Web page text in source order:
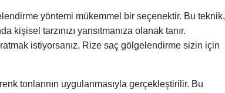
yöntemi mükemmel bir seçenektir. Bu teknik,
kişisel tarzınızı yansıtmanıza olanak tanır.
istiyorsanız, Rize saç gölgelendirme sizin için
tonlarının uygulanmasıyla gerçekleştirilir. Bu